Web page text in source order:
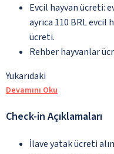
Evcil hayvan ücreti:
ayrıca 110 BRL
ücreti.
Rehber hayvanlar
Yukarıdaki
Devamını Oku
Check-in Açıklamaları
İlave yatak ücreti